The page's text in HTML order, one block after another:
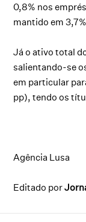
0,8% nos
mantido em
Já o ativo total
salientando-se
em particular
pp), tendo os
Agência Lusa
Editado por